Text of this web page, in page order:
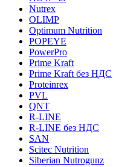
Nutrex
OLIMP
Optimum Nutrition
POPEYE
PowerPro
Prime Kraft
Prime Kraft без НДС
Proteinrex
PVL
QNT
R-LINE
R-LINE без НДС
SAN
Scitec Nutrition
Siberian Nutrogunz